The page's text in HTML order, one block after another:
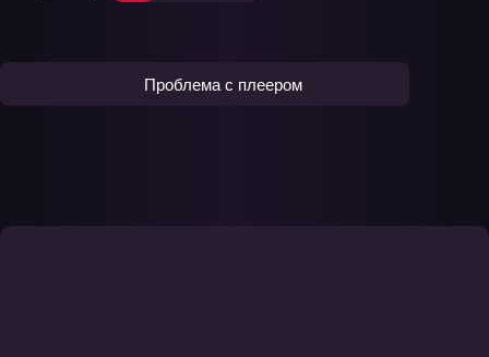
Проблема с плеером